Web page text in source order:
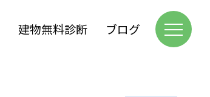
建物無料診断 ブログ